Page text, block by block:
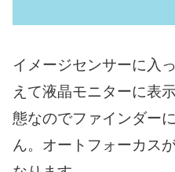
イメージセンサーに入
えて液晶モニターに表
態なのでファインダー
ん。オートフォーカス